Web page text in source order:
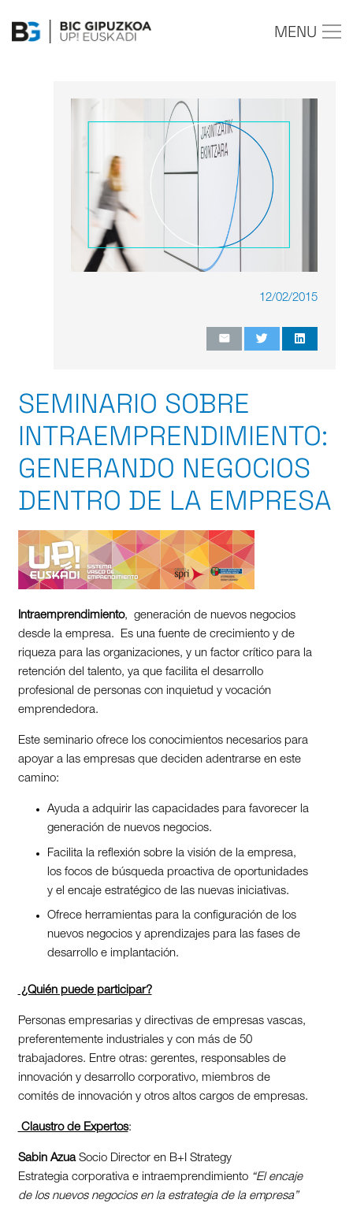
MENU
12/02/2015
SEMINARIO SOBRE
INTRAEMPRENDIMIENTO:
GENERANDO NEGOCIOS
DENTRO DE LA EMPRESA
Intraemprendimiento, generación de nuevos negocios
desde la empresa. Es una fuente de crecimiento y de
riqueza para las organizaciones, y un factor crítico para la
retención del talento, ya que facilita el desarrollo
profesional de personas con inquietud y vocación
emprendedora.
Este seminario ofrece los conocimientos necesarios para
apoyar a las empresas que deciden adentrarse en este
camino:
Ayuda a adquirir las capacidades para favorecer la
generación de nuevos negocios.
Facilita la reflexión sobre la visión de la empresa,
los focos de búsqueda proactiva de oportunidades
y el encaje estratégico de las nuevas iniciativas.
Ofrece herramientas para la configuración de los
nuevos negocios y aprendizajes para las fases de
desarrollo e implantación.
¿Quién puede participar?
Personas empresarias y directivas de empresas vascas,
preferentemente industriales y con más de 50
trabajadores. Entre otras: gerentes, responsables de
innovación y desarrollo corporativo, miembros de
comités de innovación y otros altos cargos de empresas.
Claustro de Expertos:
Sabin AzuaSocio Director en B+I Strategy
Estrategia corporativa e intraemprendimiento “El encaje
de los nuevos negocios en la estrategia de la empresa”